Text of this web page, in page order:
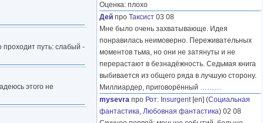
путь: слабый -
этого не
Оценка: плохо
Дей про Таксист 03 08
Мне было очень захватывающе. Идея
понравилась неимоверно. Переживательных
моментов тьма, но они не затянуты и не
перерастают в безнадёжность. Седьмая книга
выбивается из общего ряда в лучшую сторону.
Миллиардер, приговорённый ………
mysevra про Рот: Insurgent[en] (Социальная
фантастика, Любовная фантастика) 02 08